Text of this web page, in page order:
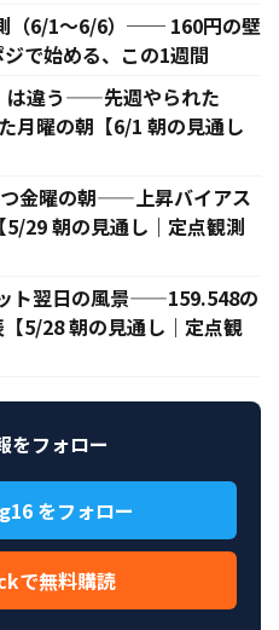
（6/1〜6/6）── 160円の壁
で始める、この1週間
は違う——先週やられた
月曜の朝【6/1 朝の見通し
金曜の朝——上昇バイアス
29 朝の見通し｜定点観測
ト翌日の風景——159.548の
5/28 朝の見通し｜定点観
をフォロー
をフォロー
で無料購読